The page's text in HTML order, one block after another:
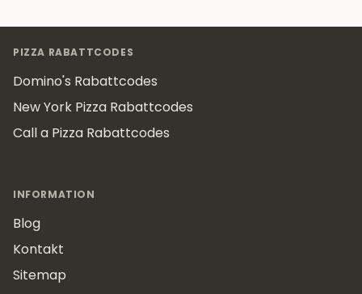
PIZZA RABATTCODES
Domino's Rabattcodes
New York Pizza Rabattcodes
Call a Pizza Rabattcodes
INFORMATION
Blog
Kontakt
Sitemap